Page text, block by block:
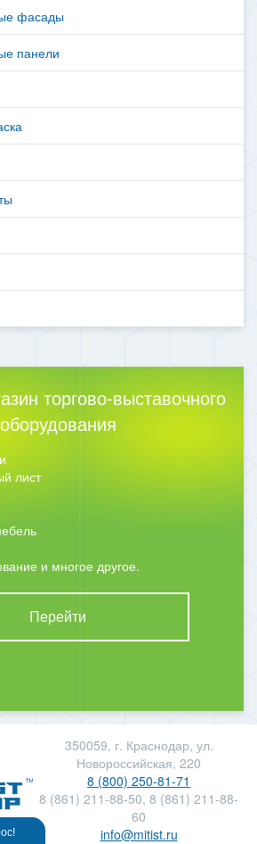
фасады
панели
торгово-выставочного
оборудования
лист
и многое другое.
Перейти
350059, г. Краснодар, ул.
Новороссийская, 220
8 (800) 250-81-71
8 (861) 211-88-50, 8 (861) 211-88-
60
info@mitist.ru